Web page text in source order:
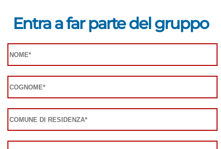
Entra a far parte del gruppo